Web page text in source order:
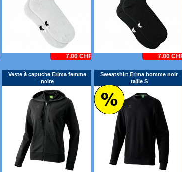
7.00 CHF 7.00
Veste à capuche Erima femme
noire
Sweatshirt Erima homme noir
taille S